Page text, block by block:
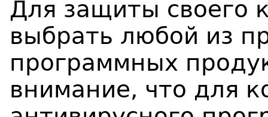
Для защиты своего
выбрать любой из
программных
внимание, что для